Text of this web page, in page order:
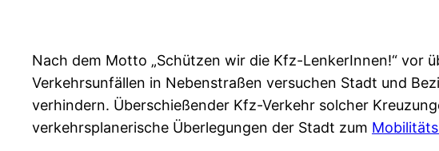
Nach dem Motto „Schützen wir die Kfz-LenkerInnen!“ vor
Verkehrsunfällen in Nebenstraßen versuchen Stadt und
verhindern. Überschießender Kfz-Verkehr solcher
verkehrsplanerische Überlegungen der Stadt zum